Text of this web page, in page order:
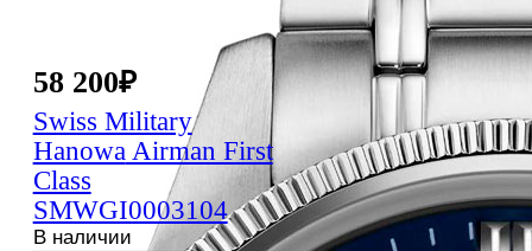
58 200₽
Swiss Military
HanowaAirman First
Class
SMWGI0003104
В наличии